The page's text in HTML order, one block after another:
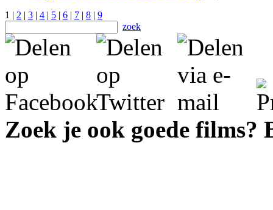
1 | 2 | 3 | 4 | 5 | 6 | 7 | 8 | 9
zoek
Zoek je ook goede films?